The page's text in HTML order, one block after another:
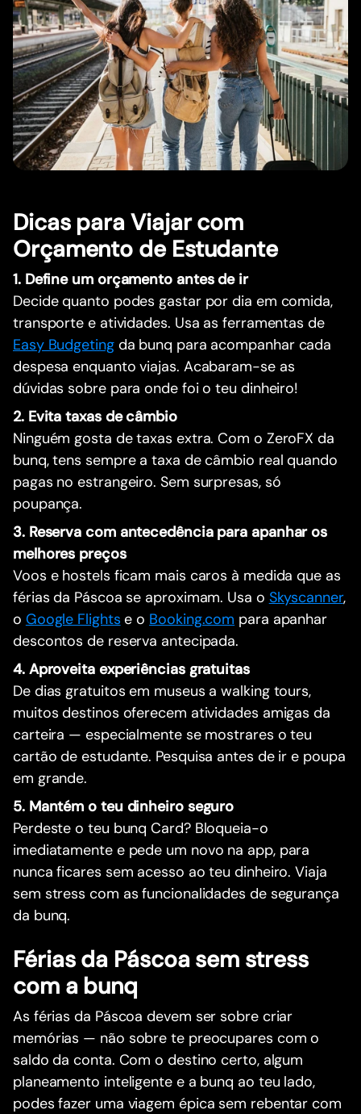
Dicas para Viajar com
Orçamento de Estudante
1. Define um orçamento antes de ir
Decide quanto podes gastar por dia em comida,
transporte e atividades. Usa as ferramentas de
Easy Budgetingda bunq para acompanhar cada
despesa enquanto viajas. Acabaram-se as
dúvidas sobre para onde foi o teu dinheiro!
2. Evita taxas de câmbio
Ninguém gosta de taxas extra. Com o ZeroFX da
bunq, tens sempre a taxa de câmbio real quando
pagas no estrangeiro. Sem surpresas, só
poupança.
3. Reserva com antecedência para apanhar os
melhores preços
Voos e hostels ficam mais caros à medida que as
férias da Páscoa se aproximam. Usa o Skyscanner,
o Google Flights e o Booking.com para apanhar
descontos de reserva antecipada.
4. Aproveita experiências gratuitas
De dias gratuitos em museus a walking tours,
muitos destinos oferecem atividades amigas da
carteira — especialmente se mostrares o teu
cartão de estudante. Pesquisa antes de ir e poupa
em grande.
5. Mantém o teu dinheiro seguro
Perdeste o teu bunq Card? Bloqueia-o
imediatamente e pede um novo na app, para
nunca ficares sem acesso ao teu dinheiro. Viaja
sem stress com as funcionalidades de segurança
da bunq.
Férias da Páscoa sem stress
com a bunq
As férias da Páscoa devem ser sobre criar
memórias — não sobre te preocupares com o
saldo da conta. Com o destino certo, algum
planeamento inteligente e a bunq ao teu lado,
podes fazer uma viagem épica sem rebentar com